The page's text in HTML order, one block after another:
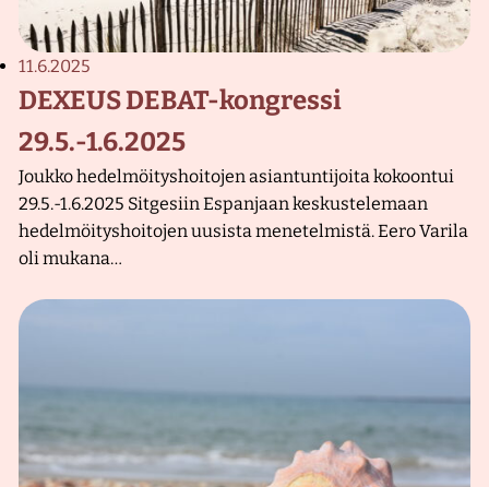
11.6.2025
DEXEUS DEBAT-kongressi
29.5.-1.6.2025
Joukko hedelmöityshoitojen asiantuntijoita kokoontui
29.5.-1.6.2025 Sitgesiin Espanjaan keskustelemaan
hedelmöityshoitojen uusista menetelmistä. Eero Varila
oli mukana…